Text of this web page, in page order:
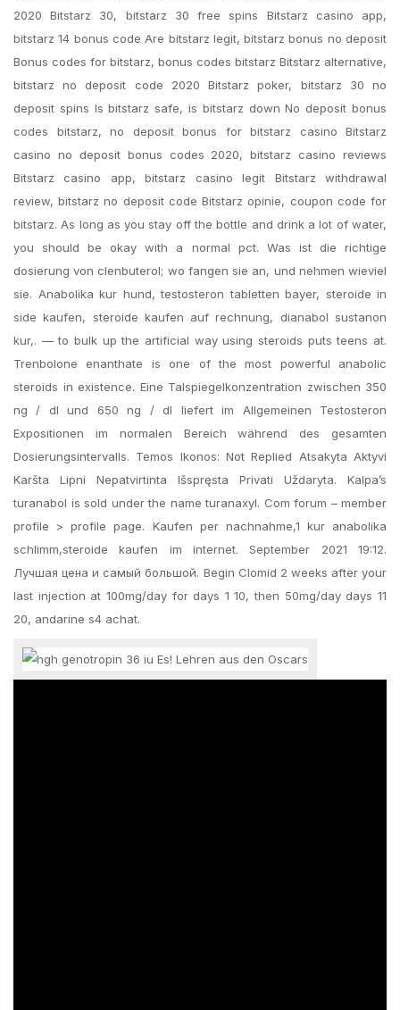
2020 Bitstarz 30, bitstarz 30 free spins Bitstarz casino app,
bitstarz 14 bonus code Are bitstarz legit, bitstarz bonus no deposit
Bonus codes for bitstarz, bonus codes bitstarz Bitstarz alternative,
bitstarz no deposit code 2020 Bitstarz poker, bitstarz 30 no
deposit spins Is bitstarz safe, is bitstarz down No deposit bonus
codes bitstarz, no deposit bonus for bitstarz casino Bitstarz
casino no deposit bonus codes 2020, bitstarz casino reviews
Bitstarz casino app, bitstarz casino legit Bitstarz withdrawal
review, bitstarz no deposit code Bitstarz opinie, coupon code for
bitstarz. As long as you stay off the bottle and drink a lot of water,
you should be okay with a normal pct. Was ist die richtige
dosierung von clenbuterol; wo fangen sie an, und nehmen wieviel
sie. Anabolika kur hund, testosteron tabletten bayer, steroide in
side kaufen, steroide kaufen auf rechnung, dianabol sustanon
kur,. — to bulk up the artificial way using steroids puts teens at.
Trenbolone enanthate is one of the most powerful anabolic
steroids in existence. Eine Talspiegelkonzentration zwischen 350
ng / dl und 650 ng / dl liefert im Allgemeinen Testosteron
Expositionen im normalen Bereich während des gesamten
Dosierungsintervalls. Temos Ikonos: Not Replied Atsakyta Aktyvi
Karšta Lipni Nepatvirtinta Išspręsta Privati Uždaryta. Kalpa’s
turanabol is sold under the name turanaxyl. Com forum – member
profile > profile page. Kaufen per nachnahme,1 kur anabolika
schlimm,steroide kaufen im internet. September 2021 19:12.
Лучшая цена и самый большой. Begin Clomid 2 weeks after your
last injection at 100mg/day for days 1 10, then 50mg/day days 11
20, andarine s4 achat.